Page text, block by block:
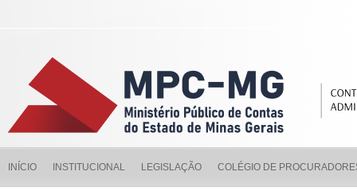
INÍCIO INSTITUCIONAL LEGISLAÇÃO COLÉGIO DE